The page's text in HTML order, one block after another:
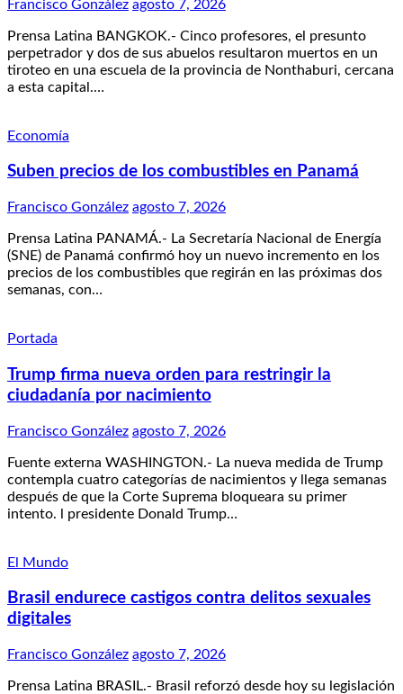
Francisco González agosto 7, 2026
Prensa Latina BANGKOK.- Cinco profesores, el presunto
perpetrador y dos de sus abuelos resultaron muertos en un
tiroteo en una escuela de la provincia de Nonthaburi, cercana
a esta capital.…
Economía
Suben precios de los combustibles en Panamá
Francisco González agosto 7, 2026
Prensa Latina PANAMÁ.- La Secretaría Nacional de Energía
(SNE) de Panamá confirmó hoy un nuevo incremento en los
precios de los combustibles que regirán en las próximas dos
semanas, con…
Portada
Trump firma nueva orden para restringir la
ciudadanía por nacimiento
Francisco González agosto 7, 2026
Fuente externa WASHINGTON.- La nueva medida de Trump
contempla cuatro categorías de nacimientos y llega semanas
después de que la Corte Suprema bloqueara su primer
intento. l presidente Donald Trump…
El Mundo
Brasil endurece castigos contra delitos sexuales
digitales
Francisco González agosto 7, 2026
Prensa Latina BRASIL.- Brasil reforzó desde hoy su legislación